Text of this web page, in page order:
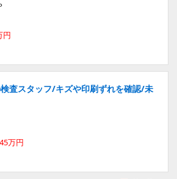
円
査スタッフ/キズや印刷ずれを確認/未
万円